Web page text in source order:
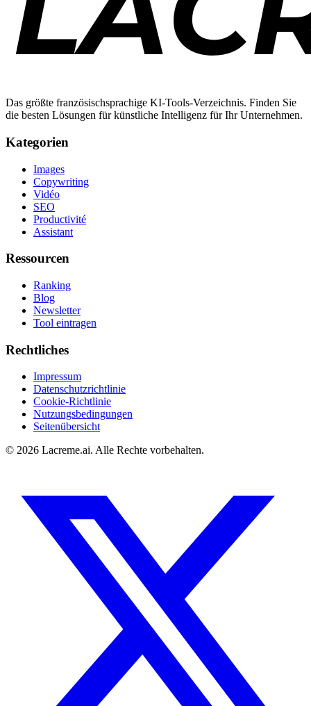
Das größte französischsprachige KI-Tools-Verzeichnis. Finden Sie
die besten Lösungen für künstliche Intelligenz für Ihr Unternehmen.
Kategorien
Images
Copywriting
Vidéo
SEO
Productivité
Assistant
Ressourcen
Ranking
Blog
Newsletter
Tool eintragen
Rechtliches
Impressum
Datenschutzrichtlinie
Cookie-Richtlinie
Nutzungsbedingungen
Seitenübersicht
© 2026 Lacreme.ai. Alle Rechte vorbehalten.